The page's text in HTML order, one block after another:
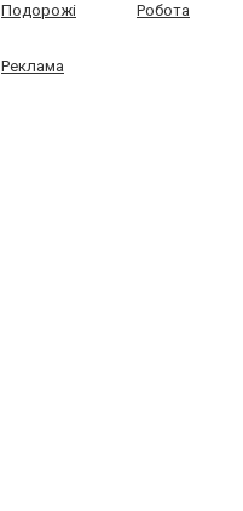
Подорожі Робота
Реклама